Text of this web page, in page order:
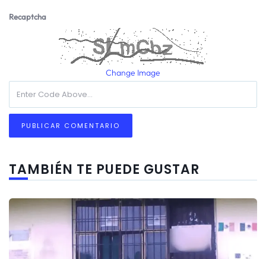
Recaptcha
Change Image
TAMBIÉN TE PUEDE GUSTAR